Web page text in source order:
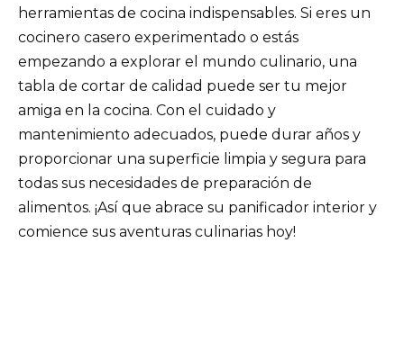
herramientas de cocina indispensables. Si eres un
cocinero casero experimentado o estás
empezando a explorar el mundo culinario, una
tabla de cortar de calidad puede ser tu mejor
amiga en la cocina. Con el cuidado y
mantenimiento adecuados, puede durar años y
proporcionar una superficie limpia y segura para
todas sus necesidades de preparación de
alimentos. ¡Así que abrace su panificador interior y
comience sus aventuras culinarias hoy!